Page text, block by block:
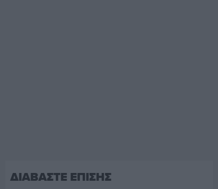
ΔΙΑΒΑΣΤΕ ΕΠΙΣΗΣ